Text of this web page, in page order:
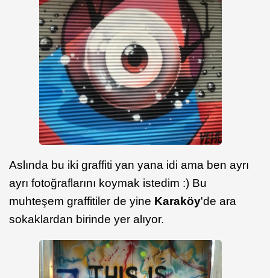
Aslında bu iki graffiti yan yana idi ama ben ayrı
ayrı fotoğraflarını koymak istedim :) Bu
muhteşem graffitiler de yine Karaköy'de ara
sokaklardan birinde yer alıyor.